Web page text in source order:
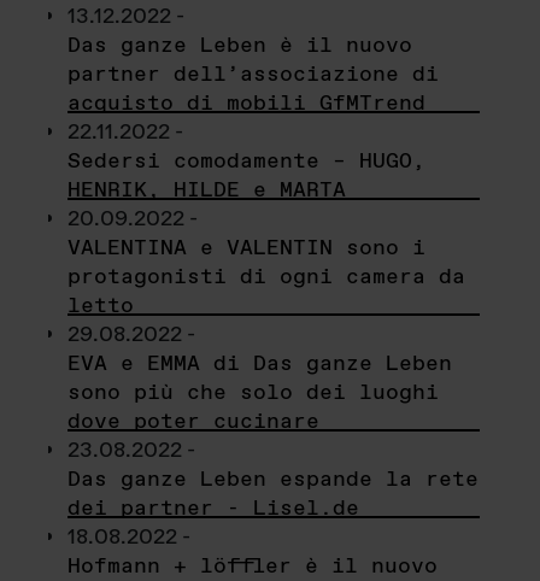
13.12.2022 -
Das ganze Leben è il nuovo
partner dell’associazione di
acquisto di mobili GfMTrend
22.11.2022 -
Sedersi comodamente – HUGO,
HENRIK, HILDE e MARTA
20.09.2022 -
VALENTINA e VALENTIN sono i
protagonisti di ogni camera da
letto
29.08.2022 -
EVA e EMMA di Das ganze Leben
sono più che solo dei luoghi
dove poter cucinare
23.08.2022 -
Das ganze Leben espande la rete
dei partner - Lisel.de
18.08.2022 -
Hofmann + löffler è il nuovo